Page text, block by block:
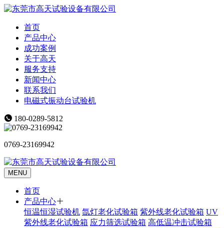
首页
产品中心
成功案例
关于高天
服务支持
新闻中心
联系我们
电磁式振动台试验机
180-0289-5812
0769-23169942
MENU
首页
产品中心
恒温恒湿试验机 氙灯老化试验箱 紫外线老化试验箱 UV
紫外线老化试验箱 应力筛选试验箱 高低温冲击试验箱